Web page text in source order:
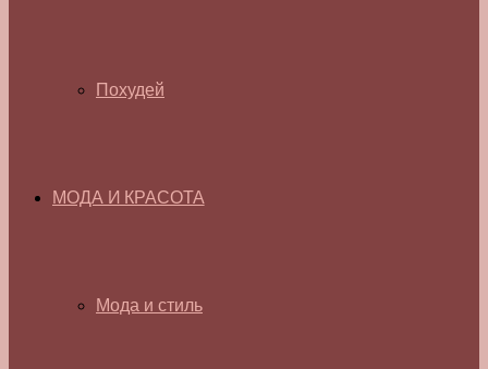
Похудей
МОДА И КРАСОТА
Мода и стиль